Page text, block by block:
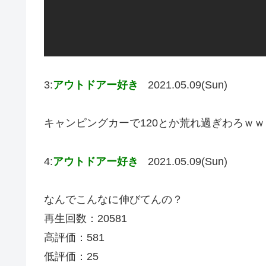
3:アウトドアー好き 2021.05.09(Sun)
キャンピングカーで120とか荒れ過ぎわろｗ
4:アウトドアー好き 2021.05.09(Sun)
なんでこんなに伸びてんの？
再生回数：20581
高評価：581
低評価：25